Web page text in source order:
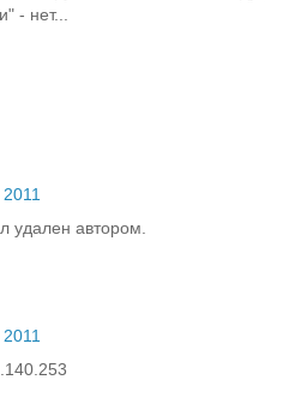
- нет...
удален автором.